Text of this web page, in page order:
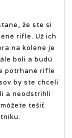
že ste si
rifle. Už ich
na kolene je
boli a budú
potrhané rifle
by ste chceli
a neodstrihli
tešiť